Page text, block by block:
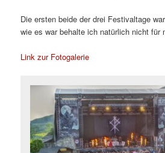
Die ersten beide der drei Festivaltage
wie es war behalte ich natürlich nicht
Link zur Fotogalerie